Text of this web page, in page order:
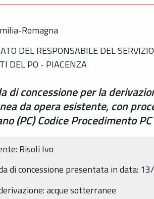
Romagna
DEL RESPONSABILE DEL
DEL PO - PIACENZA
di concessione per la
da opera esistente, con
(PC) Codice Procedimento
Risoli Ivo
di concessione presentata in data:
acque sotterranee